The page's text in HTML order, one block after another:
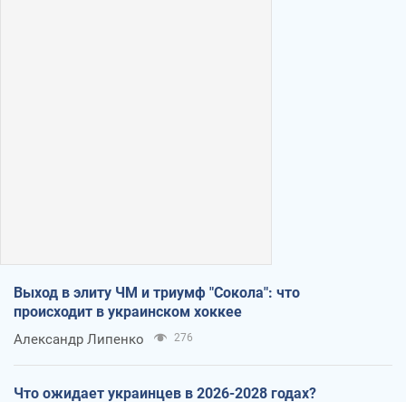
Выход в элиту ЧМ и триумф "Сокола": что
происходит в украинском хоккее
Александр Липенко 276
Что ожидает украинцев в 2026-2028 годах?